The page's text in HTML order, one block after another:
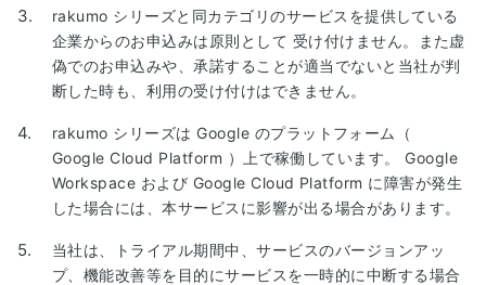
rakumo シリーズと同カテゴリのサービスを提供している
企業からのお申込みは原則として 受け付けません。また虚
偽でのお申込みや、承諾することが適当でないと当社が判
断した時も、利用の受け付けはできません。
rakumo シリーズは Google のプラットフォーム（
Google Cloud Platform ）上で稼働しています。 Google
Workspace および Google Cloud Platform に障害が発生
した場合には、本サービスに影響が出る場合があります。
当社は、トライアル期間中、サービスのバージョンアッ
プ、機能改善等を目的にサービスを一時的に中断する場合